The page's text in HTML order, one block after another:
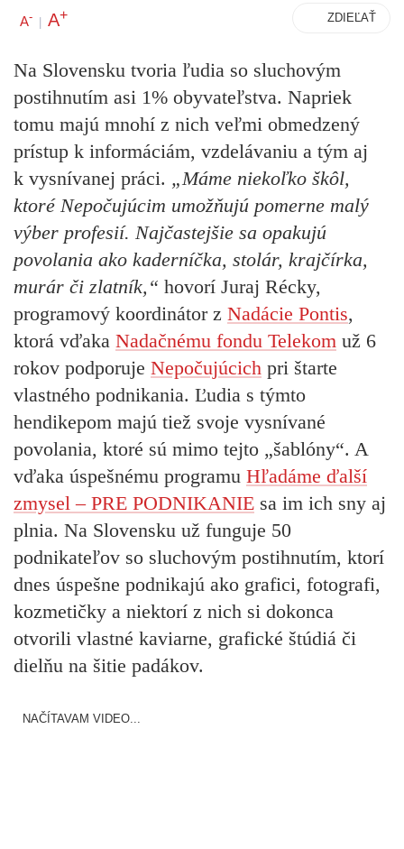
A- | A+ ZDIEĽAŤ
Na Slovensku tvoria ľudia so sluchovým
postihnutím asi 1% obyvateľstva. Napriek
tomu majú mnohí z nich veľmi obmedzený
prístup k informáciám, vzdelávaniu a tým aj
k vysnívanej práci. „Máme niekoľko škôl,
ktoré Nepočujúcim umožňujú pomerne malý
výber profesií. Najčastejšie sa opakujú
povolania ako kaderníčka, stolár, krajčírka,
murár či zlatník,“ hovorí Juraj Récky,
programový koordinátor z Nadácie Pontis,
ktorá vďaka Nadačnému fondu Telekom už 6
rokov podporuje Nepočujúcich pri štarte
vlastného podnikania. Ľudia s týmto
hendikepom majú tiež svoje vysnívané
povolania, ktoré sú mimo tejto „šablóny“. A
vďaka úspešnému programu Hľadáme ďalší
zmysel – PRE PODNIKANIE sa im ich sny aj
plnia. Na Slovensku už funguje 50
podnikateľov so sluchovým postihnutím, ktorí
dnes úspešne podnikajú ako grafici, fotografi,
kozmetičky a niektorí z nich si dokonca
otvorili vlastné kaviarne, grafické štúdiá či
dielňu na šitie padákov.
NAČÍTAVAM VIDEO...